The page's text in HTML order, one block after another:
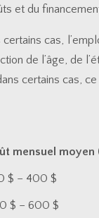
du
cas,
de l’âge, de
certains cas,
mensuel
$ – 400 $
$ – 600 $